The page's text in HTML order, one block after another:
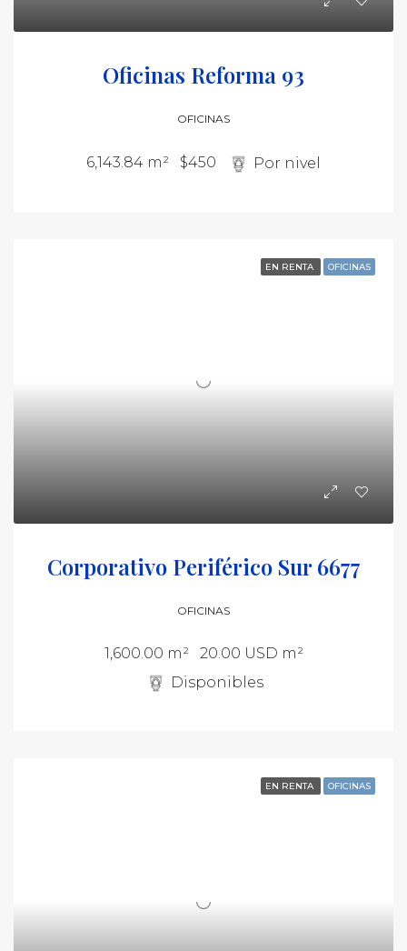
Oficinas Reforma 93
OFICINAS
6,143.84 m² $450 Por nivel
EN RENTA OFICINAS
Corporativo Periférico Sur 6677
OFICINAS
1,600.00 m²
20.00 USD m²
Disponibles
EN RENTA OFICINAS